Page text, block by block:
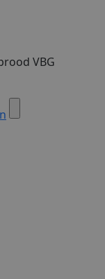
VBG